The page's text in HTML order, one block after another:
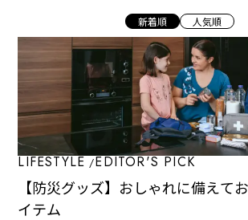
新着順 人気順
LIFESTYLE EDITOR'S PICK
【防災グッズ】おしゃれに備えて
イテム